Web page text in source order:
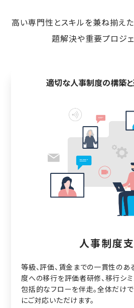
高い専門性とスキルを兼ね揃え
題解決や重要プロジ
人事制度
適切な人事制度の構築
等級、評価、賃金までの一貫性の
度への移行を評価者研修、移行シミ
包括的なフローを伴走。全体だけ
にご対応いただけます。